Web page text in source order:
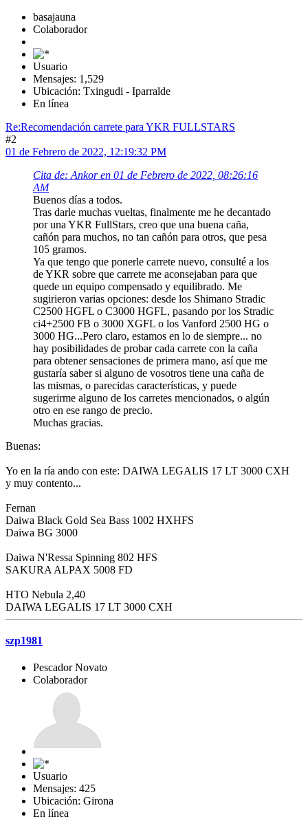
basajauna
Colaborador
Usuario
Mensajes: 1,529
Ubicación: Txingudi - Iparralde
En línea
Re:Recomendación carrete para YKR FULLSTARS
#2
01 de Febrero de 2022, 12:19:32 PM
Cita de: Ankor en 01 de Febrero de 2022, 08:26:16
AM
Buenos días a todos.
Tras darle muchas vueltas, finalmente me he decantado
por una YKR FullStars, creo que una buena caña,
cañón para muchos, no tan cañón para otros, que pesa
105 gramos.
Ya que tengo que ponerle carrete nuevo, consulté a los
de YKR sobre que carrete me aconsejaban para que
quede un equipo compensado y equilibrado. Me
sugirieron varias opciones: desde los Shimano Stradic
C2500 HGFL o C3000 HGFL, pasando por los Stradic
ci4+2500 FB o 3000 XGFL o los Vanford 2500 HG o
3000 HG...Pero claro, estamos en lo de siempre... no
hay posibilidades de probar cada carrete con la caña
para obtener sensaciones de primera mano, así que me
gustaría saber si alguno de vosotros tiene una caña de
las mismas, o parecidas características, y puede
sugerirme alguno de los carretes mencionados, o algún
otro en ese rango de precio.
Muchas gracias.
Buenas:
Yo en la ría ando con este: DAIWA LEGALIS 17 LT 3000 CXH
y muy contento...
Fernan
Daiwa Black Gold Sea Bass 1002 HXHFS
Daiwa BG 3000
Daiwa N'Ressa Spinning 802 HFS
SAKURA ALPAX 5008 FD
HTO Nebula 2,40
DAIWA LEGALIS 17 LT 3000 CXH
szp1981
Pescador Novato
Colaborador
Usuario
Mensajes: 425
Ubicación: Girona
En línea